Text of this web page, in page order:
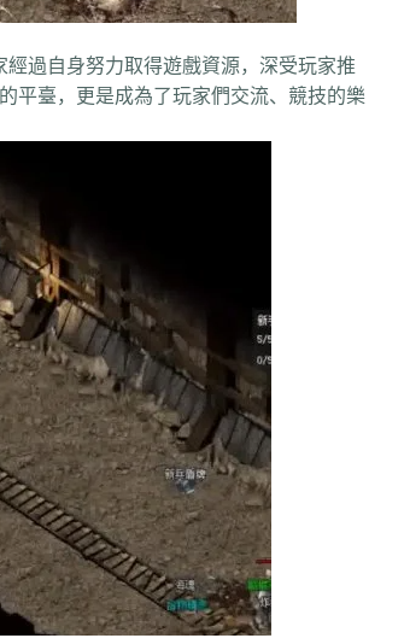
過自身努力取得遊戲資源，深受玩家推
，更是成為了玩家們交流、競技的樂